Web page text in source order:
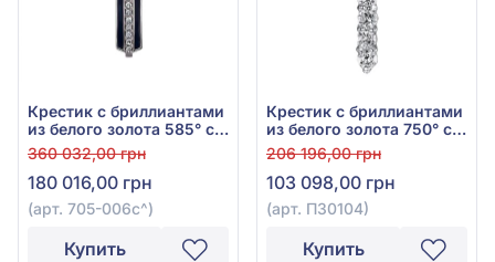
Крестик с бриллиантами
из белого золота 585° с
синим сапфиром 0,14ct и
бриллиантом 0,59ct, арт.
705-006с
360 032,00 грн
180 016,00 грн
(арт. 705-006с^)
Купить
Крестик с бриллиантами
из белого золота 750° с
бриллиантом 1,07ct, арт.
П30104
206 196,00 грн
103 098,00 грн
(арт. П30104)
Купить